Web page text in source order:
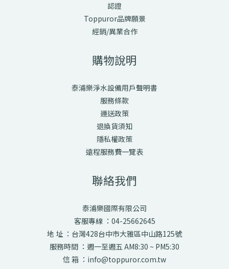
下：濾材功能PP 棉濾心過濾泥沙、鐵鏽等大顆粒雜質活性碳（GAC
／CTO）吸附餘氯、異味、化學物質銀離子活性碳增加抑菌功能，
保持水質新鮮中空絲膜（UF）可過濾細菌、部分病毒及小分子污染
足夠；若是追求全屋用水淨化，可選擇多道式系統。2. 出水量是否
如：少家庭（1–3 人）：小型或單道機種即可大家庭（4 人以上）：
建議高流量或多道系統避免出現「水量過小、等水等到煩」的問
題。3. 是否免插電、免排廢水現代家庭越來越重視節能。免插電 →
安裝更彈性、不怕跳電免廢水 → 省水也更環保（不像 RO 逆滲透需
要持續排廢水）若你希望安裝簡單、不需要大改管線，這點非常關
鍵。4. 是否具備抗菌設計長期使用的淨水設備需要防止濾心滋生細
絲膜具國際檢驗認證濾材若你家中有小孩或對飲水要求高，務必選
商品，長期維護成本更重要。選購前必須了解：濾心價格建議更換
周期是否容易購買替換濾心是否需專人安裝避免遇到便宜的主機卻
昂貴的耗材。三、什麼樣的淨水機適合你？根據使用環境可分成：✔
租屋族 / 小家庭空間有限想要簡單安裝、不鑽牆、不拉電預算有限但
希望喝到好水➡ 適合：「單道生飲淨水機」✔ 追求高性價比家庭想
認證
Toppuror品牌願景
經銷/異業合作
購物說明
泰浦樂淨水設備用戶聲明書
服務條款
運送政策
退換貨須知
隱私權政策
遠程服務費一覽表
聯絡我們
泰浦樂國際有限公司
客服專線 ：04-25662645
地 址 ：台灣428台中市大雅區中山路125號
服務時間 ：週一至週五 AM8:30 ~ PM5:30
信 箱 ：info@toppuror.com.tw